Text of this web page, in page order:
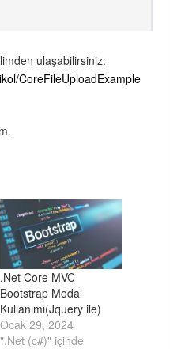
ulaşabilirsiniz:
CoreFileUploadExample
.Net Core MVC
Bootstrap Modal
Kullanımı(Jquery ile)
Ocak 29, 2024
".Net (c#)" içinde